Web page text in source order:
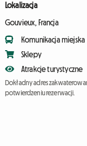
Lokalizacja
Gouvieux, Francja
Komunikacja miejska
Sklepy
Atrakcje turystyczne
Dokładny adres
potwierdzeniu rezerwacji.